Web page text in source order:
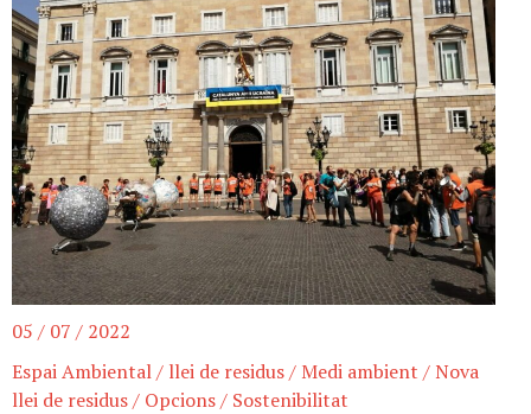
05 / 07 / 2022
Espai Ambiental/ llei de residus/Medi ambient /Nova
llei de residus/ Opcions/ Sostenibilitat